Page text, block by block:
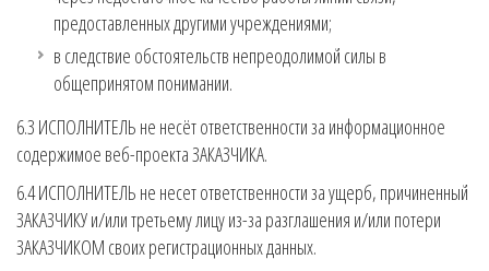
предоставленных другими учреждениями;
в следствие обстоятельств непреодолимой силы в
общепринятом понимании.
6.3 ИСПОЛНИТЕЛЬ не несёт ответственности за информационное
содержимое веб-проекта ЗАКАЗЧИКА.
6.4 ИСПОЛНИТЕЛЬ не несет ответственности за ущерб, причиненный
ЗАКАЗЧИКУ и/или третьему лицу из-за разглашения и/или потери
ЗАКАЗЧИКОМ своих регистрационных данных.